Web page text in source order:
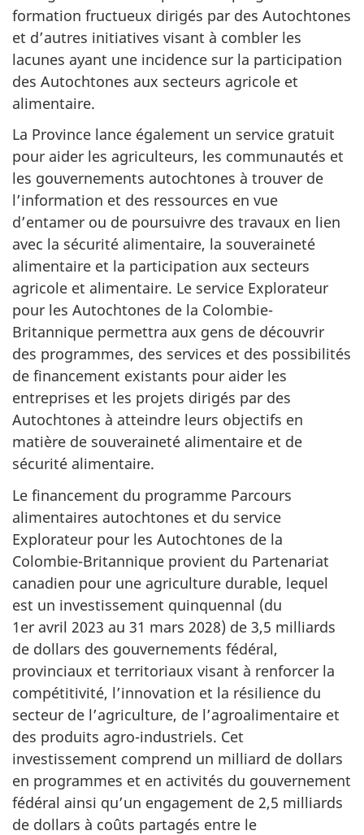
formation fructueux dirigés par des Autochtones
et d’autres initiatives visant à combler les
lacunes ayant une incidence sur la participation
des Autochtones aux secteurs agricole et
alimentaire.
La Province lance également un service gratuit
pour aider les agriculteurs, les communautés et
les gouvernements autochtones à trouver de
l’information et des ressources en vue
d’entamer ou de poursuivre des travaux en lien
avec la sécurité alimentaire, la souveraineté
alimentaire et la participation aux secteurs
agricole et alimentaire. Le service Explorateur
pour les Autochtones de la Colombie-
Britannique permettra aux gens de découvrir
des programmes, des services et des possibilités
de financement existants pour aider les
entreprises et les projets dirigés par des
Autochtones à atteindre leurs objectifs en
matière de souveraineté alimentaire et de
sécurité alimentaire.
Le financement du programme Parcours
alimentaires autochtones et du service
Explorateur pour les Autochtones de la
Colombie-Britannique provient du Partenariat
canadien pour une agriculture durable, lequel
est un investissement quinquennal (du
1er avril 2023 au 31 mars 2028) de 3,5 milliards
de dollars des gouvernements fédéral,
provinciaux et territoriaux visant à renforcer la
compétitivité, l’innovation et la résilience du
secteur de l’agriculture, de l’agroalimentaire et
des produits agro-industriels. Cet
investissement comprend un milliard de dollars
en programmes et en activités du gouvernement
fédéral ainsi qu’un engagement de 2,5 milliards
de dollars à coûts partagés entre le